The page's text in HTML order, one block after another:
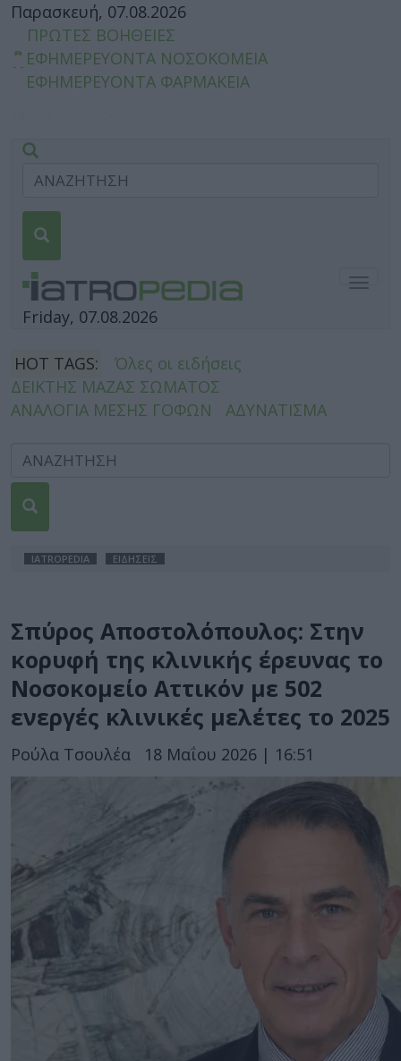
Παρασκευή, 07.08.2026
ΠΡΩΤΕΣ ΒΟΗΘΕΙΕΣ
ΕΦΗΜΕΡΕΥΟΝΤΑ ΝΟΣΟΚΟΜΕΙΑ
ΕΦΗΜΕΡΕΥΟΝΤΑ ΦΑΡΜΑΚΕΙΑ
Friday, 07.08.2026
HOT TAGS:
Όλες οι ειδήσεις
ΔΕΙΚΤΗΣ ΜΑΖΑΣ ΣΩΜΑΤΟΣ
ΑΝΑΛΟΓΙΑ ΜΕΣΗΣ ΓΟΦΩΝ
ΑΔΥΝΑΤΙΣΜΑ
IATROPEDIA ΕΙΔΗΣΕΙΣ
Σπύρος Αποστολόπουλος: Στην
κορυφή της κλινικής έρευνας το
Νοσοκομείο Αττικόν με 502
ενεργές κλινικές μελέτες το 2025
Ρούλα Τσουλέα 18 Μαΐου 2026 | 16:51